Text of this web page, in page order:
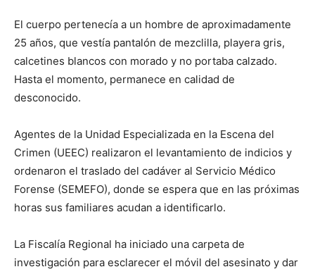
El cuerpo pertenecía a un hombre de aproximadamente
25 años, que vestía pantalón de mezclilla, playera gris,
calcetines blancos con morado y no portaba calzado.
Hasta el momento, permanece en calidad de
desconocido.
Agentes de la Unidad Especializada en la Escena del
Crimen (UEEC) realizaron el levantamiento de indicios y
ordenaron el traslado del cadáver al Servicio Médico
Forense (SEMEFO), donde se espera que en las próximas
horas sus familiares acudan a identificarlo.
La Fiscalía Regional ha iniciado una carpeta de
investigación para esclarecer el móvil del asesinato y dar